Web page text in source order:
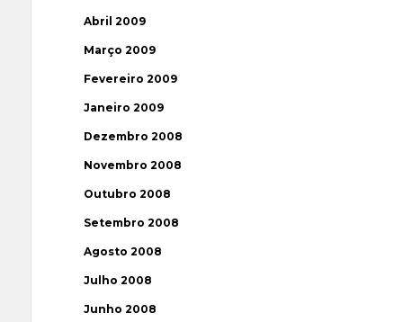
Abril 2009
Março 2009
Fevereiro 2009
Janeiro 2009
Dezembro 2008
Novembro 2008
Outubro 2008
Setembro 2008
Agosto 2008
Julho 2008
Junho 2008